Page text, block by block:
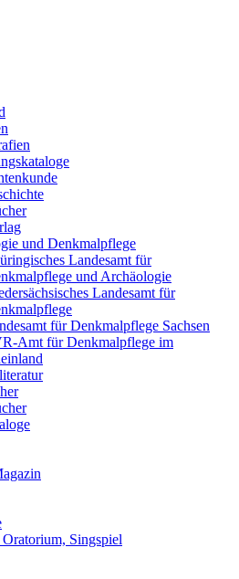
und Denkmalpflege
Landesamt für
und Archäologie
Landesamt für
für Denkmalpflege Sachsen
Amt für Denkmalpflege im
Singspiel